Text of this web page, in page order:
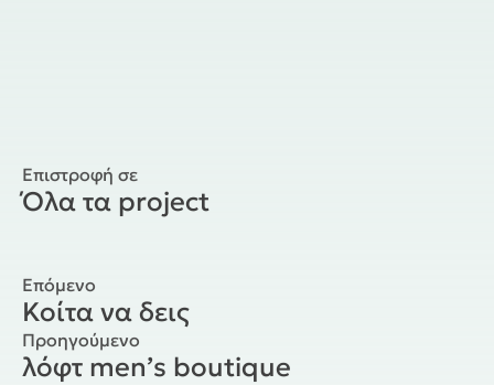
Επιστροφή σε
Όλα τα project
Επόμενο
Κοίτα να δεις
Προηγούμενο
λόφτ men’s boutique